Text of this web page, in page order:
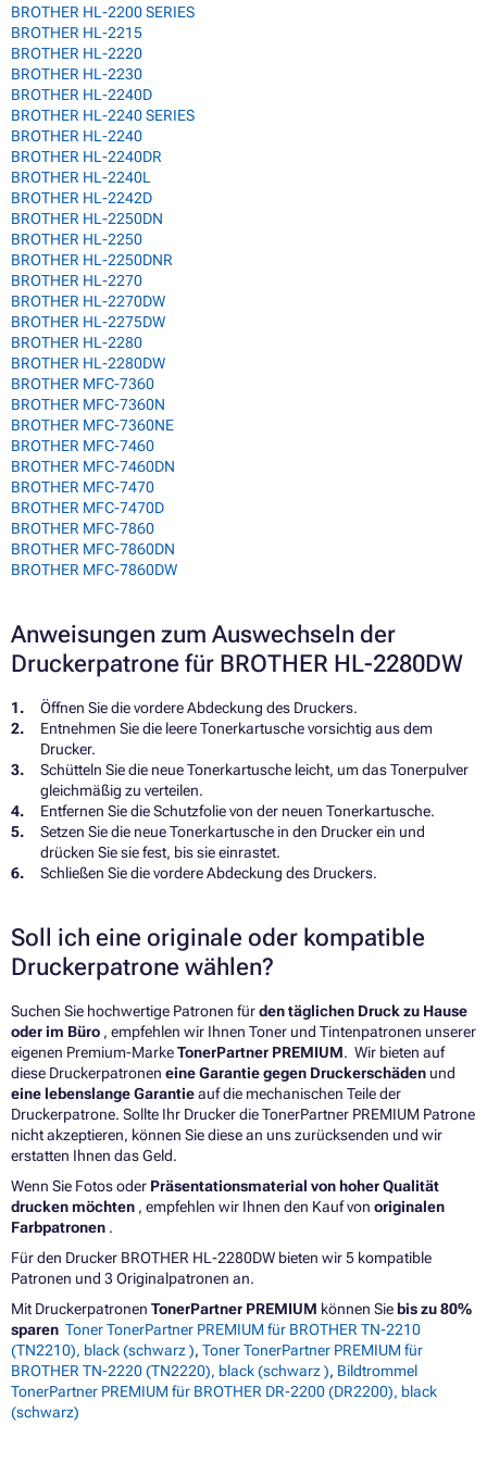
BROTHER HL-2200 SERIES
BROTHER HL-2215
BROTHER HL-2220
BROTHER HL-2230
BROTHER HL-2240D
BROTHER HL-2240 SERIES
BROTHER HL-2240
BROTHER HL-2240DR
BROTHER HL-2240L
BROTHER HL-2242D
BROTHER HL-2250DN
BROTHER HL-2250
BROTHER HL-2250DNR
BROTHER HL-2270
BROTHER HL-2270DW
BROTHER HL-2275DW
BROTHER HL-2280
BROTHER HL-2280DW
BROTHER MFC-7360
BROTHER MFC-7360N
BROTHER MFC-7360NE
BROTHER MFC-7460
BROTHER MFC-7460DN
BROTHER MFC-7470
BROTHER MFC-7470D
BROTHER MFC-7860
BROTHER MFC-7860DN
BROTHER MFC-7860DW
Anweisungen zum Auswechseln der
Druckerpatrone für BROTHER HL-2280DW
Öffnen Sie die vordere Abdeckung des Druckers.
Entnehmen Sie die leere Tonerkartusche vorsichtig aus dem
Drucker.
Schütteln Sie die neue Tonerkartusche leicht, um das Tonerpulver
gleichmäßig zu verteilen.
Entfernen Sie die Schutzfolie von der neuen Tonerkartusche.
Setzen Sie die neue Tonerkartusche in den Drucker ein und
drücken Sie sie fest, bis sie einrastet.
Schließen Sie die vordere Abdeckung des Druckers.
Soll ich eine originale oder kompatible
Druckerpatrone wählen?
Suchen Sie hochwertige Patronen fürden täglichen Druck zu Hause
oder im Büro , empfehlen wir Ihnen Toner und Tintenpatronen unserer
eigenen Premium-MarkeTonerPartner PREMIUM. Wir bieten auf
diese Druckerpatronen eine Garantie gegen Druckerschäden und
eine lebenslange Garantieauf die mechanischen Teile der
Druckerpatrone. Sollte Ihr Drucker die TonerPartner PREMIUM Patrone
nicht akzeptieren, können Sie diese an uns zurücksenden und wir
erstatten Ihnen das Geld.
Wenn Sie Fotos oder Präsentationsmaterial von hoher Qualität
drucken möchten , empfehlen wir Ihnen den Kauf von originalen
Farbpatronen .
Für den Drucker BROTHER HL-2280DW bieten wir 5 kompatible
Patronen und 3 Originalpatronen an.
Mit Druckerpatronen TonerPartner PREMIUM können Sie bis zu 80%
sparen Toner TonerPartner PREMIUM für BROTHER TN-2210
(TN2210), black (schwarz ), Toner TonerPartner PREMIUM für
BROTHER TN-2220 (TN2220), black (schwarz ), Bildtrommel
TonerPartner PREMIUM für BROTHER DR-2200 (DR2200), black
(schwarz)